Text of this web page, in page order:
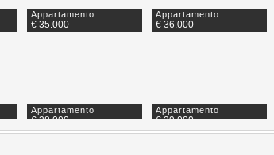
Appartamento
€ 35.000
Appartamento
€ 36.000
Appartamento
€ 38.000
Appartamento
€ 39.000